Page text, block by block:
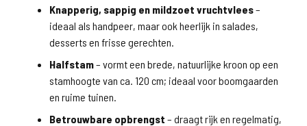
Knapperig, sappig en mildzoet vruchtvlees–
ideaal als handpeer, maar ook heerlijk in salades,
desserts en frisse gerechten.
Halfstam– vormt een brede, natuurlijke kroon op een
stamhoogte van ca. 120 cm; ideaal voor boomgaarden
en ruime tuinen.
Betrouwbare opbrengst – draagt rijk en regelmatig,